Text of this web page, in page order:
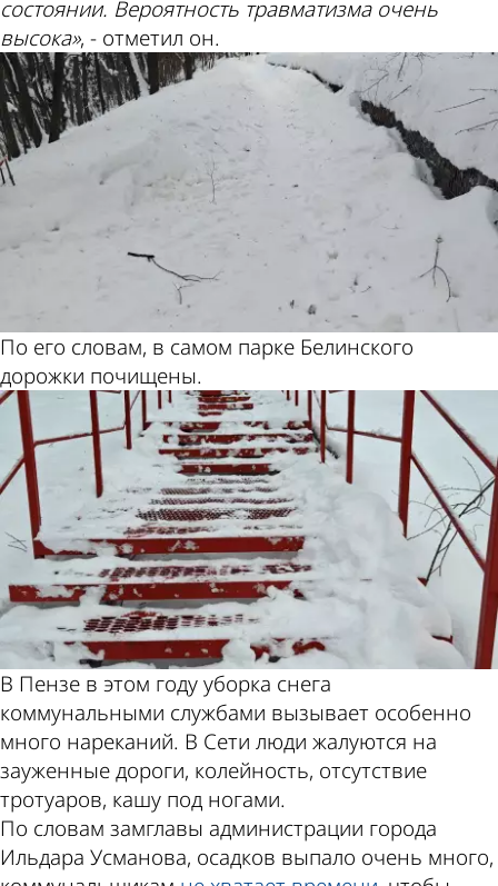
состоянии. Вероятность травматизма очень
высока», - отметил он.
По его словам, в самом парке Белинского
дорожки почищены.
В Пензе в этом году уборка снега
коммунальными службами вызывает особенно
много нареканий. В Сети люди жалуются на
зауженные дороги, колейность, отсутствие
тротуаров, кашу под ногами.
По словам замглавы администрации города
Ильдара Усманова, осадков выпало очень много,